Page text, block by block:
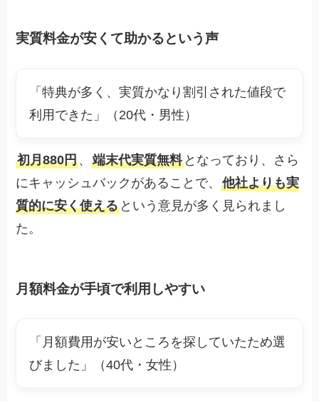
実質料金が安くて助かるという声
「特典が多く、実質かなり割引された値段で
利用できた」（20代・男性）
初月880円、端末代実質無料 となっており、さら
にキャッシュバックがあることで、他社よりも実
質的に安く使える という意見が多く見られまし
た。
月額料金が手頃で利用しやすい
「月額費用が安いところを探していたため選
びました」（40代・女性）